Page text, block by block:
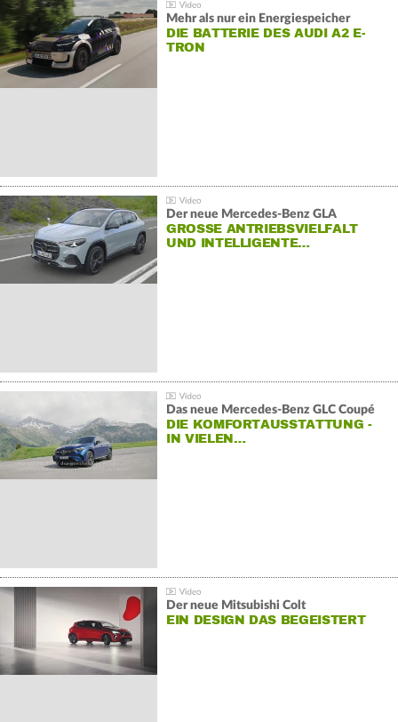
Mehr als nur ein Energiespeicher
DIE BATTERIE DES AUDI A2 E-
TRON
Der neue Mercedes-Benz GLA
GROSSE ANTRIEBSVIELFALT U
ND INTELLIGENTE…
Das neue Mercedes-Benz GLC Coupé
DIE KOMFORTAUSSTATTUNG -
IN VIELEN…
Der neue Mitsubishi Colt
EIN DESIGN DAS BEGEISTERT